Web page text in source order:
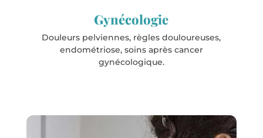
Gynécologie
Douleurs pelviennes, règles douloureuses,
endométriose, soins après cancer
gynécologique.